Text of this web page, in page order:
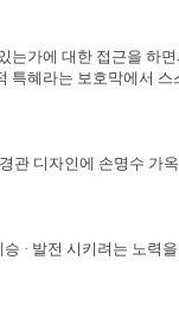
는가에 대한 접근을 하면
특혜라는 보호막에서
관 디자인에 손명수 가
· 발전 시키려는 노력